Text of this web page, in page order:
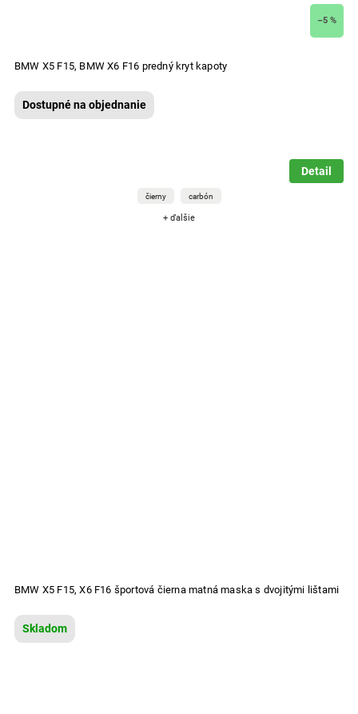
–5 %
BMW X5 F15, BMW X6 F16 predný kryt kapoty
Dostupné na objednanie
Detail
čierny carbón
+ ďalšie
BMW X5 F15, X6 F16 športová čierna matná maska s dvojitými lištami
Skladom